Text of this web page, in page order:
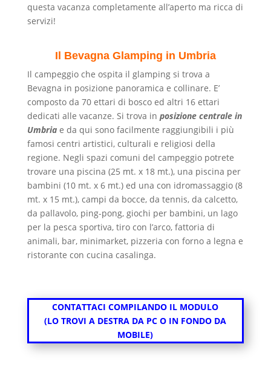
questa vacanza completamente all’aperto ma ricca di
servizi!
Il Bevagna Glamping in Umbria
Il campeggio che ospita il glamping si trova a
Bevagna in posizione panoramica e collinare. E’
composto da 70 ettari di bosco ed altri 16 ettari
dedicati alle vacanze. Si trova in posizione centrale in
Umbriae da qui sono facilmente raggiungibili i più
famosi centri artistici, culturali e religiosi della
regione. Negli spazi comuni del campeggio potrete
trovare una piscina (25 mt. x 18 mt.), una piscina per
bambini (10 mt. x 6 mt.) ed una con idromassaggio (8
mt. x 15 mt.), campi da bocce, da tennis, da calcetto,
da pallavolo, ping-pong, giochi per bambini, un lago
per la pesca sportiva, tiro con l’arco, fattoria di
animali, bar, minimarket, pizzeria con forno a legna e
ristorante con cucina casalinga.
CONTATTACI COMPILANDO IL MODULO
(LO TROVI A DESTRA DA PC O IN FONDO DA
MOBILE)